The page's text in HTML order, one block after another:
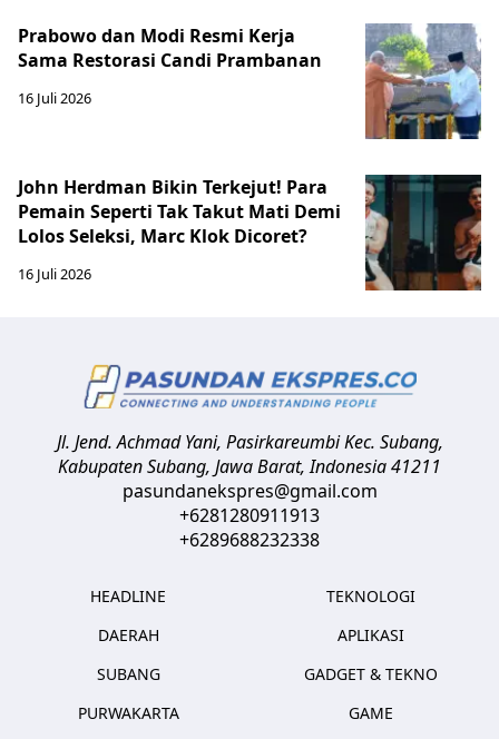
Prabowo dan Modi Resmi Kerja
Sama Restorasi Candi Prambanan
16 Juli 2026
John Herdman Bikin Terkejut! Para
Pemain Seperti Tak Takut Mati Demi
Lolos Seleksi, Marc Klok Dicoret?
16 Juli 2026
Jl. Jend. Achmad Yani, Pasirkareumbi Kec. Subang,
Kabupaten Subang, Jawa Barat,Indonesia41211
pasundanekspres@gmail.com
+6281280911913
+6289688232338
HEADLINE
DAERAH
SUBANG
PURWAKARTA
TEKNOLOGI
APLIKASI
GADGET & TEKNO
GAME